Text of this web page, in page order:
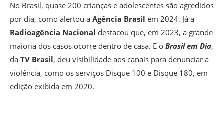
No Brasil, quase 200 crianças e adolescentes são agredidos
por dia, como alertou a Agência Brasil em 2024. Já a
Radioagência Nacional destacou que, em 2023, a grande
maioria dos casos ocorre dentro de casa. E o Brasil em Dia,
da TV Brasil, deu visibilidade aos canais para denunciar a
violência, como os serviços Disque 100 e Disque 180, em
edição exibida em 2020.